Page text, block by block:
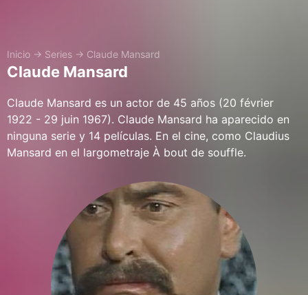
Inicio → Series → Claude Mansard
Claude Mansard
Claude Mansard es un actor de 45 años (20 février
1922 - 29 juin 1967). Claude Mansard ha aparecido en
ninguna serie y 14 películas. En el cine, como Claudius
Mansard en el largometraje À bout de souffle.